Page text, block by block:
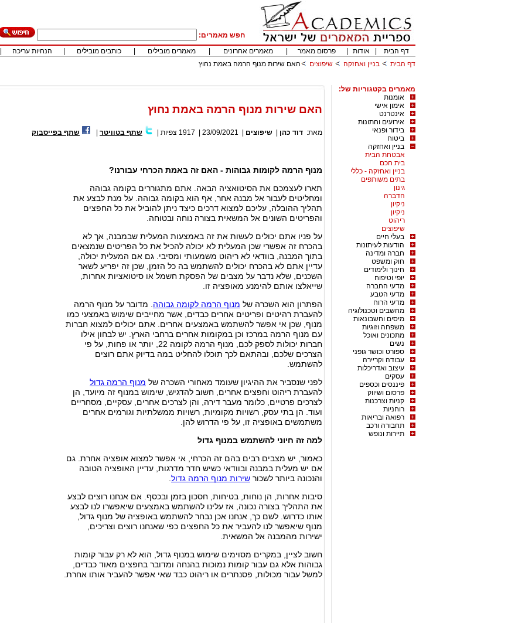
חפש מאמרים:
דף הבית
אודות פרסום מאמר מאמרים אחרונים מאמרים מובילים כותבים מובילים הנחיות עריכה
דף הבית
בניין ואחזקה שיפוצים האם שירות מנוף הרמה באמת נחוץ
מאמרים בקטגוריות של:
אומנות
אימון אישי
אינטרנט
אירועים וחתונות
בידור ופנאי
ביטוח
בניין ואחזקה
אבטחת הבית
בית חכם
בניין ואחזקה - כללי
בתים משותפים
גינון
הדברה
ניקיון
ניקיון
ריהוט
שיפוצים
בעלי חיים
הודעות לעיתונות
חברה ומדינה
חוק ומשפט
חינוך ולימודים
יופי וטיפוח
מדעי החברה
מדעי הטבע
מדעי הרוח
מחשבים וטכנולוגיה
מיסים וחשבונאות
משפחה וזוגיות
מתכונים ואוכל
נשים
ספורט וכושר גופני
עבודה וקריירה
עיצוב ואדריכלות
עסקים
פיננסים וכספים
פרסום ושיווק
קניות וצרכנות
רוחניות
רפואה ובריאות
תחבורה ורכב
תיירות ונופש
האם שירות מנוף הרמה באמת נחוץ
מאת: דוד כהן שיפוצים 23/09/2021
1917 צפיות שתף בטוויטר שתף בפייסבוק
מנוף הרמה לקומות גבוהות - האם זה באמת הכרחי עבורנו?
תארו לעצמכם את הסיטואציה הבאה. אתם מתגוררים בקומה גבוהה
ומחליטים לעבור אל מבנה אחר, אף הוא בקומה גבוהה. על מנת לבצע את
תהליך ההובלה, עליכם למצוא דרכים כיצד ניתן להוביל את כל החפצים
והפריטים השונים אל המשאית בצורה נוחה ובטוחה.
על פניו אתם יכולים לעשות את זה באמצעות המעלית שבמבנה, אך לא
בהכרח זה אפשרי שכן המעלית לא יכולה להכיל את כל הפריטים שנמצאים
בתוך המבנה, בוודאי לא ריהוט משמעותי ומסיבי. גם אם המעלית יכולה,
עדיין אתם לא בהכרח יכולים להשתמש בה כל הזמן, שכן זה יפריע לשאר
השכנים, שלא נדבר על מצבים של הפסקת חשמל או סיטואציות אחרות,
שייאלצו אותם להימנע מאופציה זו.
הפתרון הוא השכרה של מנוף הרמה לקומה גבוהה . מדובר על מנוף הרמה
להעברת רהיטים ופריטים אחרים כבדים, אשר מחייבים שימוש באמצעי כמו
מנוף, שכן אי אפשר להשתמש באמצעים אחרים. אתם יכולים למצוא חברות
עם מנוף הרמה במרכז וכן במקומות אחרים ברחבי הארץ. יש לבחון אילו
חברות יכולות לספק לכם, מנוף הרמה לקומה 22, יותר או פחות, על פי
הצרכים שלכם, ובהתאם לכך תוכלו להחליט במה בדיוק אתם רוצים
להשתמש.
לפני שנסביר את ההיגיון שעומד מאחורי השכרה של מנוף הרמה גדול
להעברת ריהוט וחפצים אחרים, חשוב להדגיש, שימוש במנוף זה מיועד, הן
לצרכים פרטיים, כלומר מעבר דירה, והן לצרכים אחרים, עסקיים, מסחריים
ועוד. הן בתי עסק, רשויות מקומיות, רשויות ממשלתיות וגורמים אחרים
משתמשים באופציה זו, על פי הדרוש להן.
למה זה חיוני להשתמש במנוף גדול
כאמור, יש מצבים רבים בהם זה הכרחי, אי אפשר למצוא אופציה אחרת. גם
אם יש מעלית במבנה ובוודאי כשיש חדר מדרגות, עדיין האופציה הטובה
והנכונה ביותר לשכור שירות מנוף הרמה גדול
סיבות אחרות, הן נוחות, בטיחות, חסכון בזמן ובכסף. אם אנחנו רוצים לבצע
את התהליך בצורה נכונה, אז עלינו להשתמש באמצעים שיאפשרו לנו לבצע
אותו כדרוש. לשם כך, אנחנו אכן נבחר להשתמש באופציה של מנוף גדול,
מנוף שיאפשר לנו להעביר את כל החפצים כפי שאנחנו רוצים וצריכים,
ישירות מהמבנה אל המשאית.
חשוב לציין, במקרים מסוימים שימוש במנוף גדול, הוא לא רק עבור קומות
גבוהות אלא גם עבור קומות נמוכות בהנחה ומדובר בחפצים מאוד כבדים,
למשל עבור מכולות, פסנתרים או ריהוט כבד שאי אפשר להעביר אותו אחרת.